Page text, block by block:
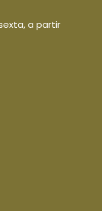
a partir